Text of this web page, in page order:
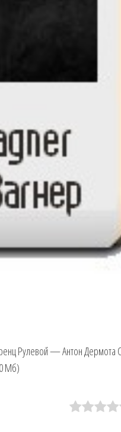
Рулевой — Антон Дермота
Мб)